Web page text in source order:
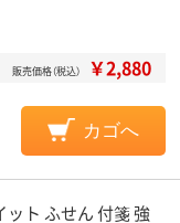
販売価格（税込） ￥2,880
カゴへ
ト ふせん 付箋 強